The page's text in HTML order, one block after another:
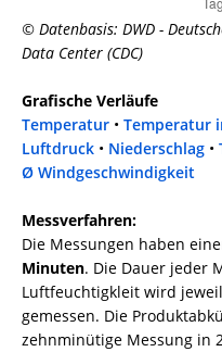
© Datenbasis: DWD -
Data Center (CDC)
Grafische Verläufe
Temperatur • Temperatur
Luftdruck • Niederschlag •
Ø Windgeschwindigkeit
Messverfahren:
Die Messungen haben
Minuten. Die Dauer jeder
Luftfeuchtigkleit wird
gemessen. Die
zehnminütige Messung in